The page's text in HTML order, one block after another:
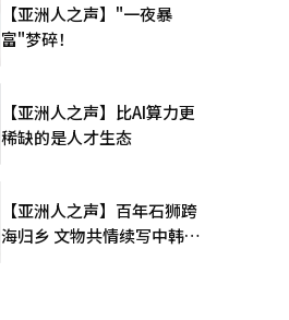
【亚洲人之声】"一夜暴
富"梦碎！
【亚洲人之声】比AI算力更
稀缺的是人才生态
【亚洲人之声】百年石狮跨
海归乡 文物共情续写中韩人